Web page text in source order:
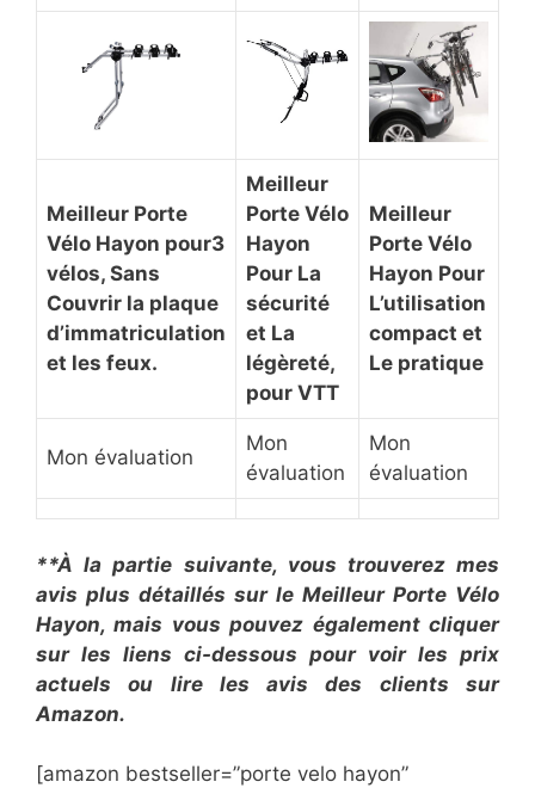
Meilleur Porte
Vélo Hayon pour3
vélos, Sans
Couvrir la plaque
d’immatriculation
et les feux.
Meilleur
Porte Vélo
Hayon
Pour La
sécurité
et La
légèreté,
pour VTT
Meilleur
Porte Vélo
Hayon Pour
L’utilisation
compact et
Le pratique
Mon évaluation
Mon
évaluation
Mon
évaluation
**À la partie suivante, vous trouverez mes
avis plus détaillés sur le Meilleur Porte Vélo
Hayon, mais vous pouvez également cliquer
sur les liens ci-dessous pour voir les prix
actuels ou lire les avis des clients sur
Amazon.
[amazon bestseller=”porte velo hayon”